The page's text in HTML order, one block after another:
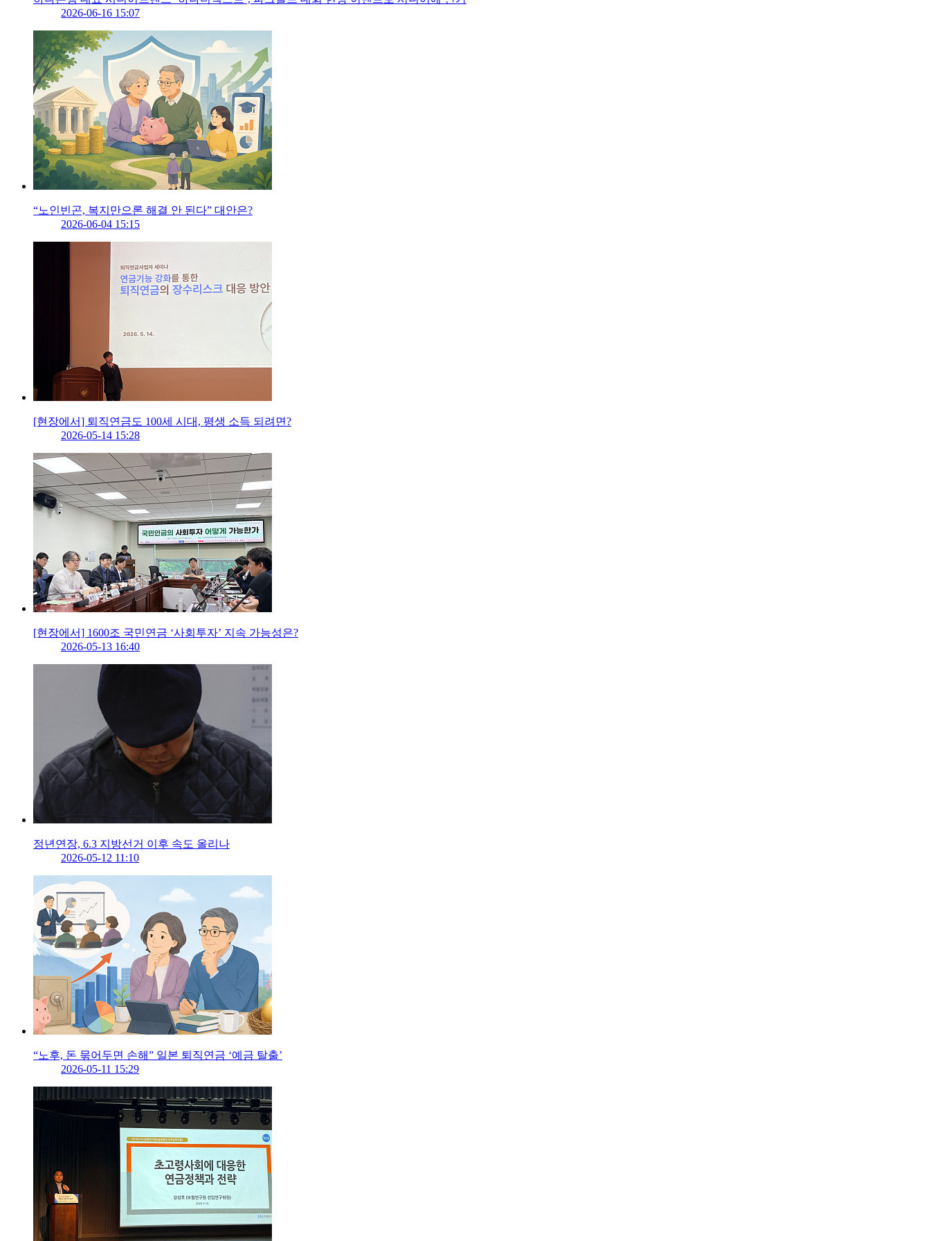
2026-06-16 15:07
“노인빈곤, 복지만으론 해결 안 된다” 대안은?
2026-06-04 15:15
[현장에서] 퇴직연금도 100세 시대, 평생 소득 되려면?
2026-05-14 15:28
[현장에서] 1600조 국민연금 ‘사회투자’ 지속 가능성은?
2026-05-13 16:40
정년연장, 6.3 지방선거 이후 속도 올리나
2026-05-12 11:10
“노후, 돈 묶어두면 손해” 일본 퇴직연금 ‘예금 탈출’
2026-05-11 15:29